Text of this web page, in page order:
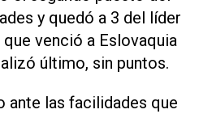
y quedó a 3 del líder
venció a Eslovaquia
último, sin puntos.
ante las facilidades que